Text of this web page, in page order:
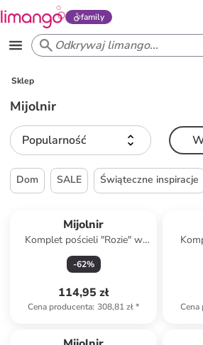
family
Sklep
Mijolnir
Popularność
Dom SALE Świąteczne inspiracje
Mijolnir
Komplet pościeli "Rozie" w
kolorze czarno-jasnoróżowo-
białym
-62%
114,95 zł
Cena producenta: 308,81 zł* Cena